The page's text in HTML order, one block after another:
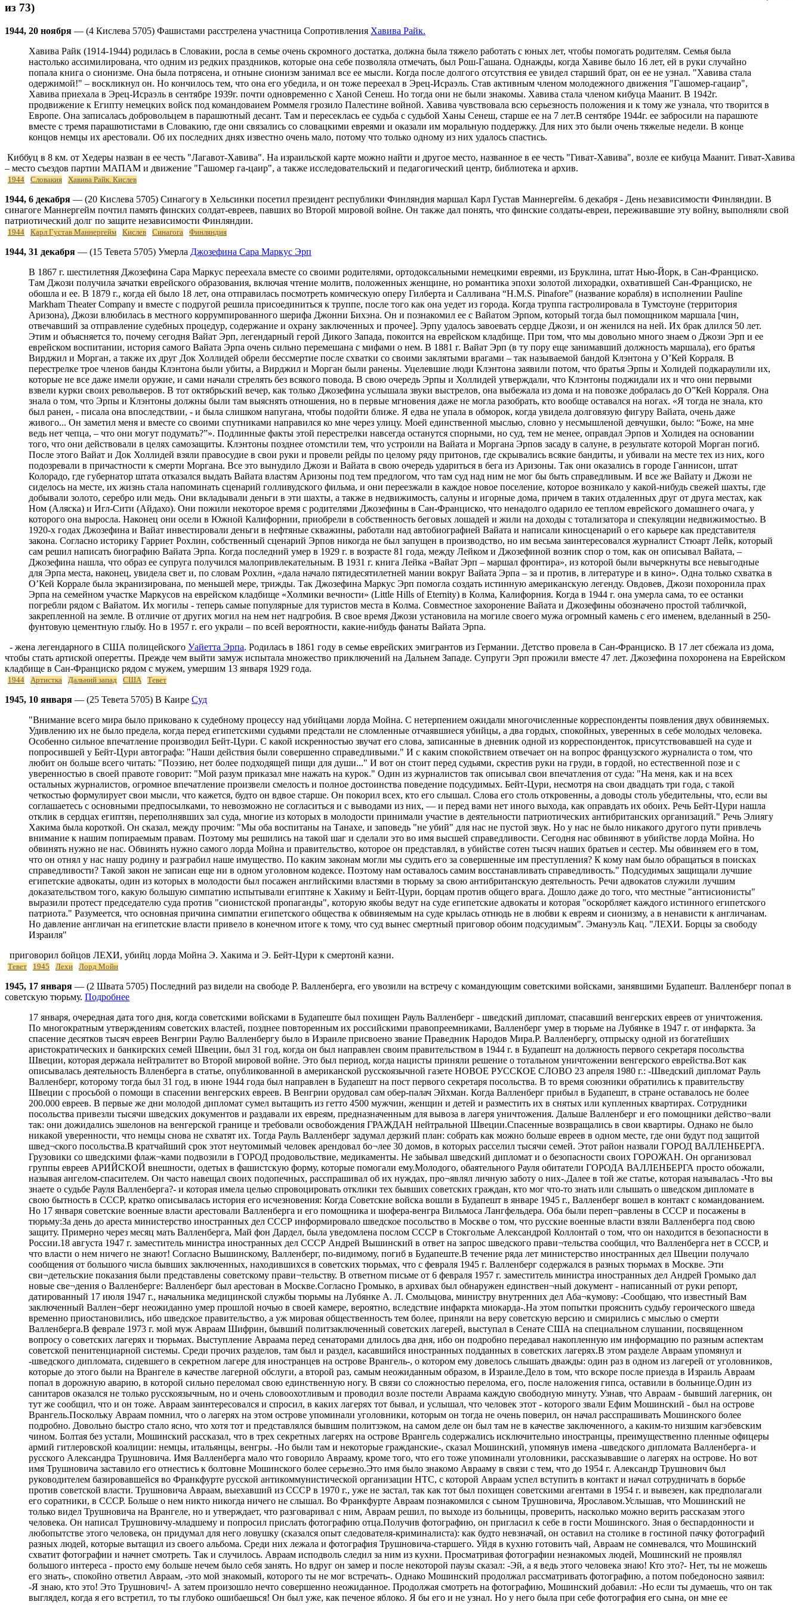
из 73)
1944, 20 ноября — (4 Кислева 5705) Фашистами расстрелена участница Сопротивления Хавива Райк.
Хавива Райк (1914-1944) родилась в Словакии, росла в семье очень скромного достатка, должна была тяжело работать с юных лет, чтобы помогать родителям. Семья была
настолько ассимилирована, что одним из редких праздников, которые она себе позволяла отмечать, был Рош-Гашана. Однажды, когда Хавиве было 16 лет, ей в руки случайно
попала книга о сионизме. Она была потрясена, и отныне сионизм занимал все ее мысли. Когда после долгого отсутствия ее увидел старший брат, он ее не узнал. "Хавива стала
одержимой!" – воскликнул он. Но кончилось тем, что она его убедила, и он тоже переехал в Эрец-Исраэль. Став активным членом молодежного движения "Гашомер-гацаир",
Хавива приехала в Эрец-Исраэль в сентябре 1939г. почти одновременно с Ханой Сенеш. Но тогда они не были знакомы. Хавива стала членом кибуца Маанит. В 1942г.
продвижение к Египту немецких войск под командоваием Роммеля грозило Палестине войной. Хавива чувствовала всю серьезность положения и к тому же узнала, что творится в
Европе. Она записалась добровольцем в парашютный десант. Там и пересеклась ее судьба с судьбой Ханы Сенеш, старше ее на 7 лет.В сентябре 1944г. ее забросили на парашюте
вместе с тремя парашютистами в Словакию, где они связались со словацкими евреями и оказали им моральную поддержку. Для них это были очень тяжелые недели. В конце
концов немцы их арестовали. Об их последних днях известно очень мало, потому что только одному из них удалось спастись.
Киббуц в 8 км. от Хедеры назван в ее честь "Лагавот-Хавива". На израильской карте можно найти и другое место, названное в ее честь "Гиват-Хавива", возле ее кибуца Маанит. Гиват-Хавива
– место съездов партии МАПАМ и движение "Гашомер га-цаир", а также исследовательский и педагогический центр, библиотека и архив.
1944 Словакия Хавива Райк. Кислев
1944, 6 декабря — (20 Кислева 5705) Синагогу в Хельсинки посетил президент республики Финляндия маршал Карл Густав Маннергейм. 6 декабря - День независимости Финляндии. В
синагоге Маннергейм почтил память финских солдат-евреев, павших во Второй мировой войне. Он также дал понять, что финские солдаты-евреи, переживавшие эту войну, выполняли свой
патриотический долг по защите независимости Финляндии.
1944 Карл Густав Маннергейм Кислев Синагога Финляндия
1944, 31 декабря — (15 Тевета 5705) Умерла Джозефина Сара Маркус Эрп
В 1867 г. шестилетняя Джозефина Сара Маркус переехала вместе со своими родителями, ортодоксальными немецкими евреями, из Бруклина, штат Нью-Йорк, в Сан-Франциско.
Там Джози получила зачатки еврейского образования, включая чтение молитв, положенных женщине, но романтика эпохи золотой лихорадки, охватившей Сан-Франциско, не
обошла и ее. В 1879 г., когда ей было 18 лет, она отправилась посмотреть комическую оперу Гилберта и Салливана “H.M.S. Pinafore” (название корабля) в исполнении Pauline
Markham Theater Company и вместе с подругой решила присоединиться к труппе, после того как она уедет из города. Когда труппа гастролировала в Тумстоуне (территория
Аризона), Джози влюбилась в местного коррумпированного шерифа Джонни Бихэна. Он и познакомил ее с Вайатом Эрпом, который тогда был помощником маршала [чин,
отвечавший за отправление судебных процедур, содержание и охрану заключенных и прочее]. Эрпу удалось завоевать сердце Джози, и он женился на ней. Их брак длился 50 лет.
Этим и объясняется то, почему сегодня Вайат Эрп, легендарный герой Дикого Запада, покоится на еврейском кладбище. При том, что мы довольно много знаем о Джози Эрп и ее
еврейском воспитании, история самого Вайата Эрпа очень сильно перемешана с мифами о нем. В 1881 г. Вайат Эрп (в ту пору еще занимавший должность маршала), его братья
Вирджил и Морган, а также их друг Док Холлидей обрели бессмертие после схватки со своими заклятыми врагами – так называемой бандой Клэнтона у О’Кей Корраля. В
перестрелке трое членов банды Клэнтона были убиты, а Вирджил и Морган были ранены. Уцелевшие люди Клэнтона заявили потом, что братья Эрпы и Холидей подкараулили их,
которые не все даже имели оружие, и сами начали стрелять без всякого повода. В свою очередь Эрпы и Холлидей утверждали, что Клэнтоны поджидали их и что они первыми
взвели курки своих револьверов. В тот октябрьский вечер, как только Джозефина услышала звуки выстрелов, она выбежала из дома и на повозке добралась до О”Кей Корраля. Она
знала о том, что Эрпы и Клэнтоны должны были там выяснять отношения, но в первые мгновения даже не могла разобрать, кто вообще оставался на ногах. «Я тогда не знала, кто
был ранен, - писала она впоследствии, - и была слишком напугана, чтобы подойти ближе. Я едва не упала в обморок, когда увидела долговязую фигуру Вайата, очень даже
живого... Он заметил меня и вместе со своими спутниками направился ко мне через улицу. Моей единственной мыслью, словно у несмышленой девчушки, было: “Боже, на мне
ведь нет чепца, – что они могут подумать?”». Подлинные факты этой перестрелки навсегда останутся спорными, но суд, тем не менее, оправдал Эрпов и Холидея на основании
того, что они действовали в целях самозащиты. Клэнтоны позднее отомстили тем, что устроили на Вайата и Моргана Эрпов засаду в салуне, в результате которой Морган погиб.
После этого Вайат и Док Холлидей взяли правосудие в свои руки и провели рейды по целому ряду притонов, где скрывались всякие бандиты, и убивали на месте тех из них, кого
подозревали в причастности к смерти Моргана. Все это вынудило Джози и Вайата в свою очередь удариться в бега из Аризоны. Так они оказались в городе Ганнисон, штат
Колорадо, где губернатор штата отказался выдать Вайата властям Аризоны под тем предлогом, что там суд над ним не мог бы быть справедливым. И все же Вайату и Джози не
сиделось на месте, их жизнь стала напоминать сценарий голливудского фильма, и они переезжали в каждое новое поселение, которое возникало у какой-нибудь свежей шахты, где
добывали золото, серебро или медь. Они вкладывали деньги в эти шахты, а также в недвижимость, салуны и игорные дома, причем в таких отдаленных друг от друга местах, как
Ном (Аляска) и Игл-Сити (Айдахо). Они пожили некоторое время с родителями Джозефины в Сан-Франциско, что ненадолго одарило ее теплом еврейского домашнего очага, у
которого она выросла. Наконец они осели в Южной Калифорнии, приобрели в собственность беговых лошадей и жили на доходы с тотализатора и спекуляции недвижимостью. В
1920-х годах Джозефина и Вайат инвестировали деньги в нефтяные скважины, работали над автобиографией Вайата и написали киносценарий о его карьере как представителя
закона. Согласно историку Гарриет Рохлин, собственный сценарий Эрпов никогда не был запущен в производство, но им весьма заинтересовался журналист Стюарт Лейк, который
сам решил написать биографию Вайата Эрпа. Когда последний умер в 1929 г. в возрасте 81 года, между Лейком и Джозефиной возник спор о том, как он описывал Вайата, –
Джозефина нашла, что образ ее супруга получился малопривлекательным. В 1931 г. книга Лейка «Вайат Эрп – маршал фронтира», из которой были вычеркнуты все невыгодные
для Эрпа места, наконец, увидела свет и, по словам Рохлин, «дала начало пятидесятилетней мании вокруг Вайата Эрпа – за и против, в литературе и в кино». Одна только схватка в
О’Кей Коррале была экранизирована, по меньшей мере, трижды. Так Джозефина Маркус Эрп помогла создать истинную американскую легенду. Овдовев, Джози похоронила прах
Эрпа на семейном участке Маркусов на еврейском кладбище «Холмики вечности» (Little Hills of Eternity) в Колма, Калифорния. Когда в 1944 г. она умерла сама, то ее останки
погребли рядом с Вайатом. Их могилы - теперь самые популярные для туристов места в Колма. Совместное захоронение Вайата и Джозефины обозначено простой табличкой,
закрепленной на земле. В отличие от других могил на нем нет надгробия. В свое время Джози установила на могиле своего мужа огромный камень с его именем, вделанный в 250-
фунтовую цементную глыбу. Но в 1957 г. его украли – по всей вероятности, какие-нибудь фанаты Вайата Эрпа.
- жена легендарного в США полицейского Уайетта Эрпа. Родилась в 1861 году в семье еврейских эмигрантов из Германии. Детство провела в Сан-Франциско. В 17 лет сбежала из дома,
чтобы стать артиской оперетты. Прежде чем выйти замуж испытала множество приключений на Дальнем Западе. Супруги Эрп прожили вместе 47 лет. Джозефина похоронена на Еврейском
кладбище в Сан-Франциско рядом с мужем, умершим 13 января 1929 года.
1944 Артистка Дальний запад США Тевет
1945, 10 января — (25 Тевета 5705) В Каире Суд
"Внимание всего мира было приковано к судебному процессу над убийцами лорда Мойна. С нетерпением ожидали многочисленные корреспонденты появления двух обвиняемых.
Удивлению их не было предела, когда перед египетскими судьями предстали не сломленные отчаявшиеся убийцы, а два гордых, спокойных, уверенных в себе молодых человека.
Особенно сильное впечатление производил Бейт-Цури. С какой искренностью звучат его слова, записанные в дневник одной из корреспонденток, присутствовавшей на суде и
попросившей у Бейт-Цури автографа: "Наши действия были совершенно справедливыми." И с каким спокойствием отвечает он на вопрос французского журналиста о том, что
любит он больше всего читать: "Поэзию, нет более подходящей пищи для души..." И вот он стоит перед судьями, скрестив руки на груди, в гордой, но естественной позе и с
уверенностью в своей правоте говорит: "Мой разум приказал мне нажать на курок." Один из журналистов так описывал свои впечатления от суда: "На меня, как и на всех
остальных журналистов, огромное впечатление произвели смелость и полное достоинства поведение подсудимых. Бейт-Цури, несмотря на свои двадцать три года, с такой
четкостью формулирует свои мысли, что кажется, будто он вдвое старше. Он покорил всех, кто его слышал. Слова его столь откровенны, а доводы столь убедительны, что, если вы
соглашаетесь с основными предпосылками, то невозможно не согласиться и с выводами из них, — и перед вами нет иного выхода, как оправдать их обоих. Речь Бейт-Цури нашла
отклик в сердцах египтян, переполнявших зал суда, многие из которых в молодости принимали участие в деятельности патриотических антибританских организаций." Речь Элиягу
Хакима была короткой. Он сказал, между прочим: "Мы оба воспитаны на Танахе, и заповедь "не убий" для нас не пустой звук. Но у нас не было никакого другого пути привлечь
внимание к нашим попираемым правам. Поэтому мы решились на такой шаг и сделали это во имя высшей справедливости. Сегодня нас обвиняют в убийстве лорда Мойна. Но
обвинять нужно не нас. Обвинять нужно самого лорда Мойна и правительство, которое он представлял, в убийстве сотен тысяч наших братьев и сестер. Мы обвиняем его в том,
что он отнял у нас нашу родину и разграбил наше имущество. По каким законам могли мы судить его за совершенные им преступления? К кому нам было обращаться в поисках
справедливости? Такой закон не записан еще ни в одном уголовном кодексе. Поэтому нам оставалось самим восстанавливать справедливость." Подсудимых защищали лучшие
египетские адвокаты, один из которых в молодости был посажен английскими властями в тюрьму за свою антибританскую деятельность. Речи адвокатов служили лучшим
доказательством того, какую большую симпатию испытывали египтяне к Хакиму и Бейт-Цури, борцам против общего врага. Дошло даже до того, что местные "антисионисты"
выразили протест председателю суда против "сионистской пропаганды", которую якобы ведут на суде египетские адвокаты и которая "оскорбляет каждого истинного египетского
патриота." Разумеется, что основная причина симпатии египетского общества к обвиняемым на суде крылась отнюдь не в любви к евреям и сионизму, а в ненависти к англичанам.
Но давление англичан на египетские власти привело в конечном итоге к тому, что суд вынес смертный приговор обоим подсудимым". Эмануэль Кац. "ЛЕХИ. Борцы за свободу
Израиля"
приговорил бойцов ЛЕХИ, убийц лорда Мойна Э. Хакима и Э. Бейт-Цури к смертонй казни.
Тевет 1945 Лехи Лорд Мойн
1945, 17 января — (2 Швата 5705) Последний раз видели на свободе Р. Валленберга, его увозили на встречу с командующим советскими войсками, занявшими Будапешт. Валленберг попал в
советскую тюрьму. Подробнее
17 января, очередная дата того дня, когда советскими войсками в Будапеште был похищен Рауль Валленберг - шведский дипломат, спасавший венгерских евреев от уничтожения. По многократным утверждениям советских властей, позднее повторенным их российскими правопреемниками, Валленберг умер в тюрьме на Лубянке в 1947 г. от инфаркта. За спасение десятков тысяч евреев Венгрии Раулю Валленбергу было в Израиле присвоено звание Праведник Народов Мира.Р. Валленбергу, отпрыску одной из богатейших аристократических и банкирских семей Швеции, был 31 год, когда он был направлен своим правительством в 1944 г. в Будапешт на должность первого секретаря посольства Швеции, которая держала нейтралитет во Второй мировой войне. Это был период, когда нацисты приняли решение о тотальном уничтожении венгерского еврейства.Вот как описывалась деятельность Влленберга в статье, опубликованной в американской русскоязычной газете НОВОЕ РУССКОЕ СЛОВО 23 апреля 1980 г.: -Шведский дипломат Рауль Валленберг, которому тогда был 31 год, в июне 1944 года был направлен в Будапешт на пост первого секретаря посольства. В то время союзники обратились к правительству Швеции с просьбой о помощи в спасении венгерских евреев. В Венгрии орудовал сам обер-палач Эйхман. Когда Валленберг прибыл в Будапешт, в стране оставалось не более 200.000 евреев. В первые же дни молодой дипломат сумел вытащить из гетто 4500 мужчин, женщин и детей и разместить их в снятых или купленных квартирах. Сотрудники посольства привезли тысячи шведских документов и раздавали их евреям, предназначенным для вывоза в лагеря уничтожения. Дальше Валленберг и его помощники действо¬вали так: они дожидались эшелонов на венгерской границе и требовали освобождения ГРАЖДАН нейтральной Швеции.Спасенные возвращались в свои квартиры. Однако не было никакой уверенности, что немцы снова не схватят их. Тогда Рауль Валленберг задумал дерзкий план: собрать как можно больше евреев в одном месте, где они будут под защитой швед¬ского посольства.В кратчайший срок этот неутомимый человек арендовал бо¬лее 30 домов, в которых расселил тысячи семей. Этот район назвали ГОРОД ВАЛЛЕНБЕРГА. Грузовики со шведскими флаж¬ками подвозили в ГОРОД продовольствие, медикаменты. Не забывал шведский дипломат и о безопасности своих ГОРОЖАН. Он организовал группы евреев АРИЙСКОЙ внешности, одетых в фашистскую форму, которые помогали ему.Молодого, обаятельного Рауля обитатели ГОРОДА ВАЛЛЕНБЕРГА просто обожали, называя ангелом-спасителем. Он часто навещал своих подопечных, расспрашивал об их нуждах, про¬являл личную заботу о них-.Далее в той же статье, которая называлась -Что вы знаете о судьбе Рауля Валленберга?- и которая имела целью спровоцировать отклики тех бывших советских граждан, кто мог что-то знать или слышать о шведском дипломате в свою бытность в СССР, кратко описывалась история его исчезновения: Когда Советские войска вошли в Будапешт в январе 1945 г., Валленберг вошел в контакт с командованием. Но 17 января советские военные власти арестовали Валленберга и его помощника и шофера-венгра Вильмоса Лангфельдера. Оба были переп¬равлены в СССР и посажены в тюрьму:За день до ареста министерство иностранных дел СССР информировало шведское посольство в Москве о том, что русские военные власти взяли Валленберга под свою защиту. Примерно через месяц мать Валленберга, Май фон Дардел, была уведомлена послом СССР в Стокгольме Александрой Коллонтай о том, что он находится в безопасности в России.18 августа 1947 г. заместитель министра иностранных дел СССР Андрей Вышинский в ответ на запрос шведского прави¬тельства сообщил, что Валленберга нет в СССР, и что власти о нем ничего не знают! Согласно Вышинскому, Валленберг, по-видимому, погиб в Будапеште.В течение ряда лет министерство иностранных дел Швеции получало сообщения от большого числа бывших заключенных, находившихся в советских тюрьмах, что с февраля 1945 г. Валленберг содержался в разных тюрьмах в Москве. Эти сви¬детельские показания были представлены советскому прави¬тельству. В ответном письме от 6 февраля 1957 г. заместитель министра иностранных дел Андрей Громыко дал новые све¬дения о Валленберге: Валленберг был арестован в Москве.Согласно Громыко, в архивах был обнаружен единствен¬ный документ - написанный от руки репорт, датированный 17 июля 1947 г., начальника медицинской службы тюрьмы на Лубянке А. Л. Смольцова, министру внутренних дел Аба¬кумову: -Сообщаю, что известный Вам заключенный Валлен¬берг неожиданно умер прошлой ночью в своей камере, вероятно, вследствие инфаркта миокарда-.На этом попытки прояснить судьбу героического шведа временно приостановились, ибо шведское правительство, а уж мировая общественность тем более, приняли на веру советскую версию и смирились с мыслью о смерти Валленберга.В феврале 1973 г. мой муж Авраам Шифрин, бывший политзаключенный советских лагерей, выступал в Сенате США на специальном слушании, посвященном вопросу о советских лагерях и тюрьмах. Выступление Авраама перед сенаторами длилось два дня, ибо он подробно передавал накопленную им информацию по разным аспектам советской пенитенциарной системы. Среди прочих разделов, там был и раздел, касавшийся иностранных подданных в советских лагерях.В этом разделе Авраам упомянул и -шведского дипломата, сидевшего в секретном лагере для иностранцев на острове Врангель-, о котором ему довелось слышать дважды: один раз в одном из лагерей от уголовников, которые до этого были на Врангеле в качестве лагерной обслуги, а второй раз, самым неожиданным образом, в Израиле.Дело в том, что вскоре после приезда в Израиль Авраам попал в дорожную аварию, в которой сильно переломал свою единственную ногу. В связи со сложностью перелома, его, после наложения гипса, оставили в больнице.Один из санитаров оказался не только русскоязычным, но и очень словоохотливым и проводил возле постели Авраама каждую свободную минуту. Узнав, что Авраам - бывший лагерник, он тут же сообщил, что и он тоже. Авраам заинтересовался и спросил, в каких лагерях тот бывал, и услышал, что человек этот - которого звали Ефим Мошинский - был на острове Врангель.Поскольку Авраам помнил, что о лагерях на этом острове упоминали уголовники, которым он тогда не очень поверил, он начал расспрашивать Мошинского более подробно. Довольно быстро стало ясно, что хотя тот и представлялся бывшим политзэком, на самом деле он был там не в качестве заключенного, а каким-то низшим кагэбевским чином. Болтая без устали, Мошинский рассказал, что в трех секретных лагерях на острове Врангель содержались исключительно иностранцы, преимущественно пленные офицеры армий гитлеровской коалиции: немцы, итальянцы, венгры. -Но были там и некоторые гражданские-, сказал Мошинский, упомянув имена -шведского дипломата Валленберга- и русского Александра Трушновича. Имя Валленберга мало что говорило Аврааму, кроме того, что его тоже упоминали уголовники, рассказывавшие о лагерях на острове. Но вот имя Трушновича заставило его отнестись к болтовне Мошинского более серьезно.Это имя было знакомо Аврааму в связи с тем, что до 1954 г. Александр Трушнович был руководителем базировавшейся во Франкфурте русской антикоммунистической организации НТС, с которой Авраам успел вступить в контакт и начал сотрудничать в борьбе против советской власти. Трушновича Авраам, выехавший из СССР в 1970 г., уже не застал, так как тот был похищен советскими агентами в 1954 г. и вывезен, как предполагали его соратники, в СССР. Больше о нем никто никогда ничего не слышал. Во Франкфурте Авраам познакомился с сыном Трушновича, Ярославом.Услышав, что Мошинский не только видел Трушновича на Врангеле, но и утверждает, что разговаривал с ним, Авраам решил, по выходе из больницы, проверить, насколько можно верить рассказам этого человека. Он написал Трушновичу-младшему и попросил прислать фотографию отца.Получив фотографию, он пригласил к себе в гости Мошинского. Зная о беспардонности и любопытстве этого человека, он придумал для него ловушку (сказался опыт следователя-криминалиста): как будто невзначай, он оставил на столике в гостиной пачку фотографий разных людей, которые вытащил из своего альбома. Среди них лежала и фотография Трушновича-старшего. Уйдя в кухню готовить чай, Авраам не сомневался, что Мошинский схватит фотографии и начнет смотреть. Так и случилось. Авраам исподволь следил за ним из кухни. Просматривая фотографии незнакомых людей, Мошинский не проявлял большого интереса - просто ему больше нечем было себя занять. Но вдруг он замер и после некоторой паузы сказал: -Эй, а я ведь этого человека знаю! Кто это?- Нет, ты не можешь его знать-, спокойно ответил Авраам, -это мой знакомый, которого ты не мог встречать-. Однако Мошинский продолжал рассматривать фотографию, а потом победоносно заявил: -Я знаю, кто это! Это Трушнович!- А затем произошло нечто совершенно неожиданное. Продолжая смотреть на фотографию, Мошинский добавил: -Но если ты думаешь, что он так выглядел, когда я его встретил, то ты глубоко ошибаешься! Он был уже, как печеное яблоко. Я бы его и не узнал. Но у него была при себе фотография его сына, он мне ее показывал. Так вот, этот сын выглядел точно, как на этой фотографии-.Такого придумать он не мог: только те, кто знал отца и сына Трушновичей, знали, что они были похожи, как две капли воды!Это заставило Авраама отнестись более внимательно и к остальной информации, полученной от Мошинского. Запомнил он и сказанное им о Валленберге. И, выступая несколько месяцев спустя в Сенате США, Авраам упомянул имя Валленберга среди прочих известных ему имен иностранцев в советских лагерях.Сенсация, которую это упоминание вызвало, была для него полной неожиданностью. Сенатское слушание его было опубликовано отдельной книжкой и переведено на многие языки. Бесконечные корреспонденты СМИ из разных стран осаждали его и требовали подробностей о Валленберге. Но подробностей он дать не мог, предоставив им Мошинского в качестве источника информации.Ошибкой телевизионной группы из Швеции было предложение Мошинскому оплаты за интервью: узнав, что так можно зарабатывать деньги, он решил, что за одну и ту